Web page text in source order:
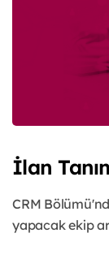
İlan
CRM
yapacak ekip